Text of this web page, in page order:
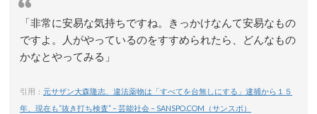
「非常に安易な気持ちですね。きっかけなんて安易なもの
ですよ。人がやっているのをすすめられたら、どんなもの
かなとやってみる」
引用： 元サザン大森隆志、違法薬物は「すべてを台無しにする」逮捕から１５
年、現在も“抜き打ち検査” – 芸能社会 – SANSPO.COM（サンスポ）